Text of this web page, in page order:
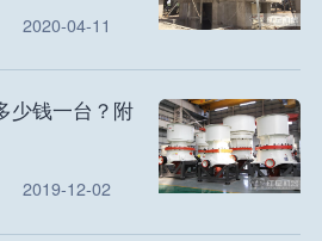
2020-04-11
少钱一台？附
2019-12-02